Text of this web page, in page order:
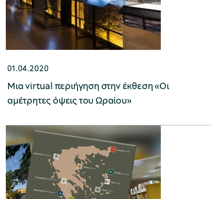
01.04.2020
Μια virtual περιήγηση στην έκθεση «Οι
αμέτρητες όψεις του Ωραίου»